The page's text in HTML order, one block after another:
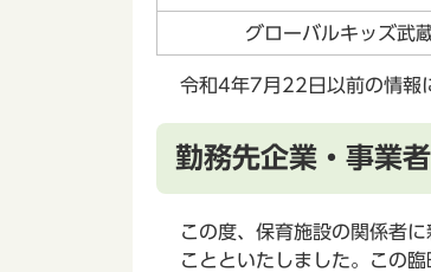
グローバルキッズ武
令和4年7月22日以前の情報
勤務先企業・事業
この度、保育施設の関係者
ことといたしました。この